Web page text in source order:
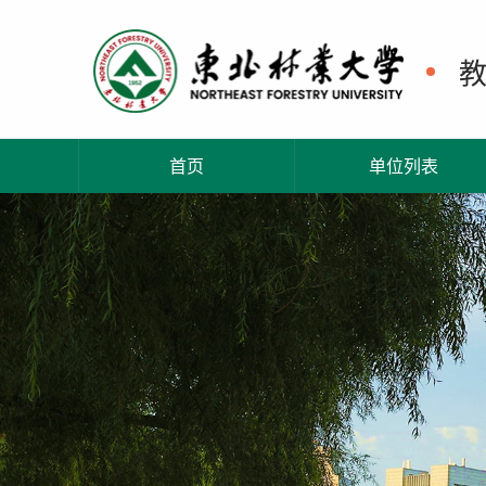
首页 单位列表